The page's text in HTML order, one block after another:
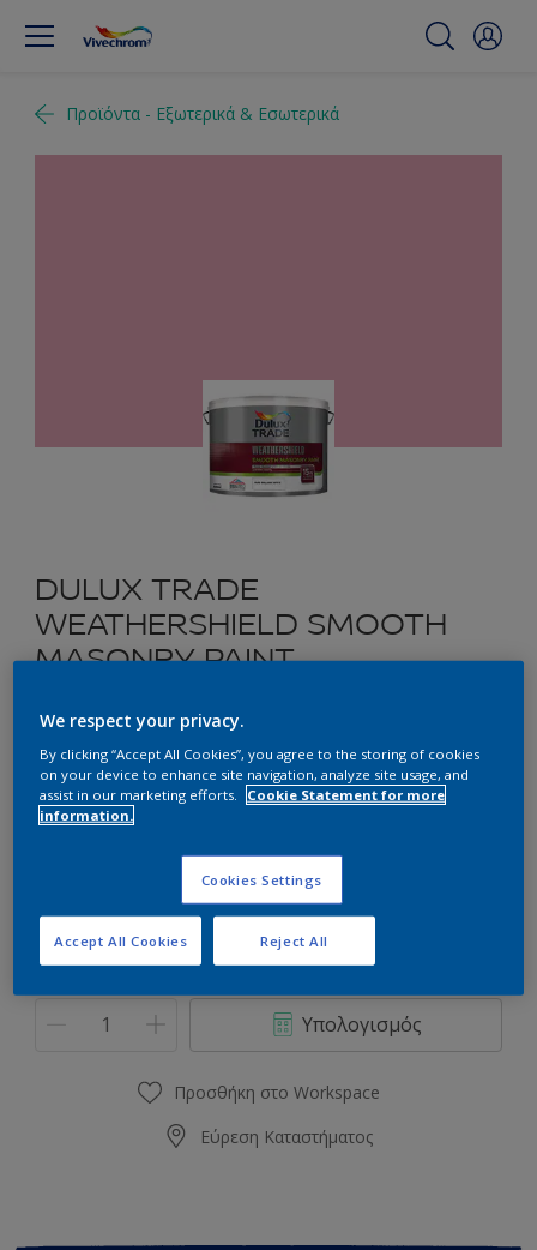
Προϊόντα - Εξωτερικά & Εσωτερικά
DULUX TRADE
WEATHERSHIELD SMOOTH
MASONRY PAINT
Ακρυλικό Χρώμα για Εξωτερική Χρήση
49RR 50/250 Rose Party
Αλλαγή απόχρωσης
2.5L
Υπολογισμός
Προσθήκη στο Workspace
Εύρεση Καταστήματος
We respect your privacy.
By clicking “Accept All Cookies”, you agree to the storing of cookies
on your device to enhance site navigation, analyze site usage, and
assist in our marketing efforts.
Cookie Statement for more
information.
Cookies Settings
Reject All
Accept All Cookies